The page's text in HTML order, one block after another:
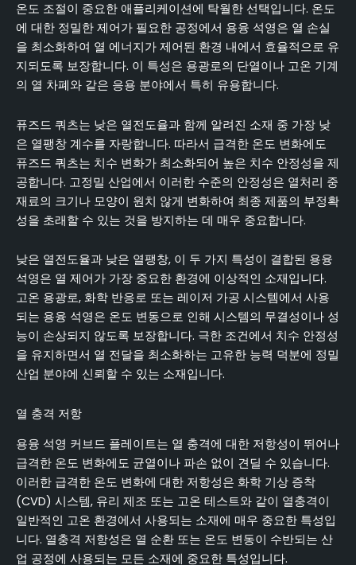
온도 조절이 중요한 애플리케이션에 탁월한 선택입니다. 온도
에 대한 정밀한 제어가 필요한 공정에서 용융 석영은 열 손실
을 최소화하여 열 에너지가 제어된 환경 내에서 효율적으로 유
지되도록 보장합니다. 이 특성은 용광로의 단열이나 고온 기계
의 열 차폐와 같은 응용 분야에서 특히 유용합니다.
퓨즈드 쿼츠는 낮은 열전도율과 함께 알려진 소재 중 가장 낮
은 열팽창 계수를 자랑합니다. 따라서 급격한 온도 변화에도
퓨즈드 쿼츠는 치수 변화가 최소화되어 높은 치수 안정성을 제
공합니다. 고정밀 산업에서 이러한 수준의 안정성은 열처리 중
재료의 크기나 모양이 원치 않게 변화하여 최종 제품의 부정확
성을 초래할 수 있는 것을 방지하는 데 매우 중요합니다.
낮은 열전도율과 낮은 열팽창, 이 두 가지 특성이 결합된 용융
석영은 열 제어가 가장 중요한 환경에 이상적인 소재입니다.
고온 용광로, 화학 반응로 또는 레이저 가공 시스템에서 사용
되는 용융 석영은 온도 변동으로 인해 시스템의 무결성이나 성
능이 손상되지 않도록 보장합니다. 극한 조건에서 치수 안정성
을 유지하면서 열 전달을 최소화하는 고유한 능력 덕분에 정밀
산업 분야에 신뢰할 수 있는 소재입니다.
열 충격 저항
용융 석영 커브드 플레이트는 열 충격에 대한 저항성이 뛰어나
급격한 온도 변화에도 균열이나 파손 없이 견딜 수 있습니다.
이러한 급격한 온도 변화에 대한 저항성은 화학 기상 증착
(CVD) 시스템, 유리 제조 또는 고온 테스트와 같이 열충격이
일반적인 고온 환경에서 사용되는 소재에 매우 중요한 특성입
니다. 열충격 저항성은 열 순환 또는 온도 변동이 수반되는 산
업 공정에 사용되는 모든 소재에 중요한 특성입니다.